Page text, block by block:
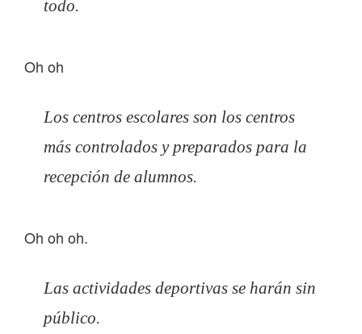
todo.
Oh oh
Los centros escolares son los centros
más controlados y preparados para la
recepción de alumnos.
Oh oh oh.
Las actividades deportivas se harán sin
público.